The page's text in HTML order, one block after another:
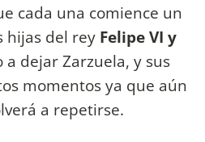
cada una comience un
hijas del rey Felipe VI y
dejar Zarzuela, y sus
momentos ya que aún
a repetirse.